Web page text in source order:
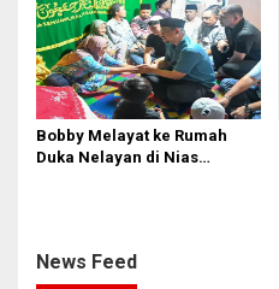
Bobby Melayat ke Rumah
Duka Nelayan di Nias
News Feed